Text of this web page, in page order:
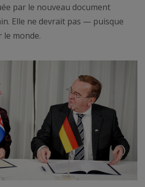
par le nouveau document
Elle ne devrait pas — puisque
le monde.